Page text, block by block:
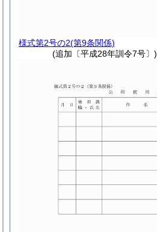
様式第2号の2(第9条関係)
(追加〔平成28年訓令7号〕)